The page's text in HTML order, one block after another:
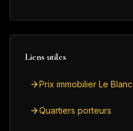
Liens utiles
Prix immobilier Le
Quartiers porteurs